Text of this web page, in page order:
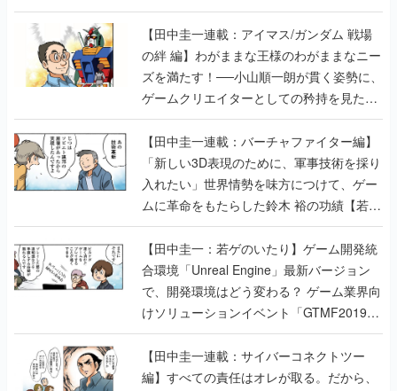
ズを満たす！──小山順一朗が貫く姿勢に、
ゲームクリエイターとしての矜持を見た
【若ゲのいたり最終回】
【田中圭一連載：バーチャファイター編】
「新しい3D表現のために、軍事技術を採り
入れたい」世界情勢を味方につけて、ゲー
ムに革命をもたらした鈴木 裕の功績【若ゲ
のいたり】
【田中圭一：若ゲのいたり】ゲーム開発統
合環境「Unreal Engine」最新バージョン
で、開発環境はどう変わる？ ゲーム業界向
けソリューションイベント「GTMF2019」
に行って、より理解を深めよう【PR】
【田中圭一連載：サイバーコネクトツー
編】すべての責任はオレが取る。だから、
付いてきてくれないか──男の熱意はチーム
解散の危機を救い、『.hack』成功の活路を
開く。業界の快男児・松山 洋に流れる血は
若ゲのいたり〜ゲームクリエイターの青春〜の記事一覧